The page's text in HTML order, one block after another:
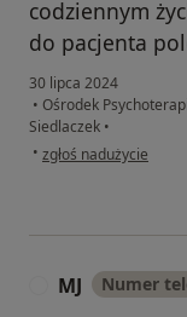
codziennym
do pacjenta
30 lipca 2024
• Ośrodek
Siedlaczek •
• w opinii użytkownika
zgłoś nadużycie
MJ Numer